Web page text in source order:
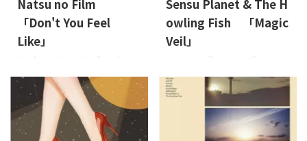
けの愛の世界に没入したい。
そんなミッドナイトに首都高
を流しながら、都会のネオン
R&Bサウンドと、誰かを好きで
笑顔になり、話したくなり、一
緒に歩きたいという想いを ...
Natsu no Film
「Don't You Feel
Like」
Feel Like" is out now.
Released on: 2025-9-26 Lyrics:
hazelmusicMusic:
hazelmusicArrange: HIEDA
JAN: 4573529370863 About
Sensu Planet & The H
owling Fish 「Magic
Veil」
now. Released on: 2025-8-27
Lyrics: Osier, Sensu
PlanetMusic: Sensu
PlanetArrange: Sensu Planet
& The Howling Fish, HIEDA